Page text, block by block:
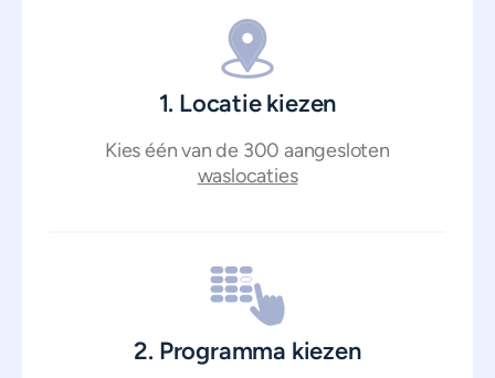
1. Locatie kiezen
Kies één van de 300 aangesloten
waslocaties
2. Programma kiezen